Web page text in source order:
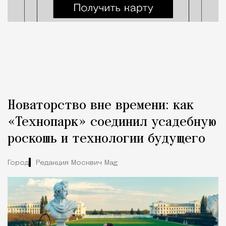
Новаторство вне времени: как
«Технопарк» соединил усадебную
роскошь и технологии будущего
Город Редакция Москвич Mag